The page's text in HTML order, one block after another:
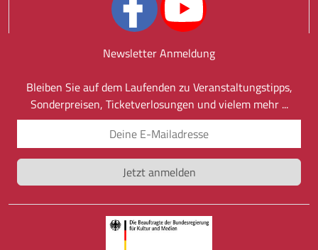
Newsletter Anmeldung
Bleiben Sie auf dem Laufenden zu Veranstaltungstipps,
Sonderpreisen, Ticketverlosungen und vielem mehr ...